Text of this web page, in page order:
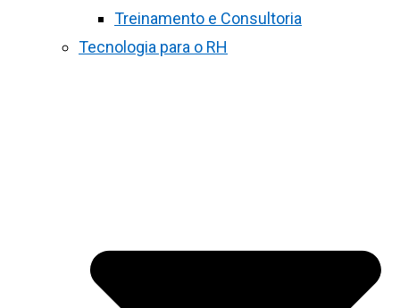
Treinamento e Consultoria
Tecnologia para o RH